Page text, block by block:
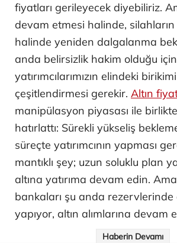
fiyatları gerileyecek diyebiliriz.
devam etmesi halinde,
halinde yeniden dalgalanma
anda belirsizlik hakim olduğu için
yatırımcılarımızın elindeki birikimi
çeşitlendirmesi gerekir. Altın
manipülasyon piyasası ile
hatırlattı: Sürekli yükseliş
süreçte yatırımcının yapması
mantıklı şey; uzun soluklu plan
altına yatırıma devam edin.
bankaları şu anda rezervlerinde
yapıyor, altın alımlarına devam
Haberin Devamı